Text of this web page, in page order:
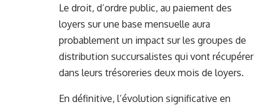
Le droit, d’ordre public, au paiement des
loyers sur une base mensuelle aura
probablement un impact sur les groupes de
distribution succursalistes qui vont récupérer
dans leurs trésoreries deux mois de loyers.
En définitive, l’évolution significative en